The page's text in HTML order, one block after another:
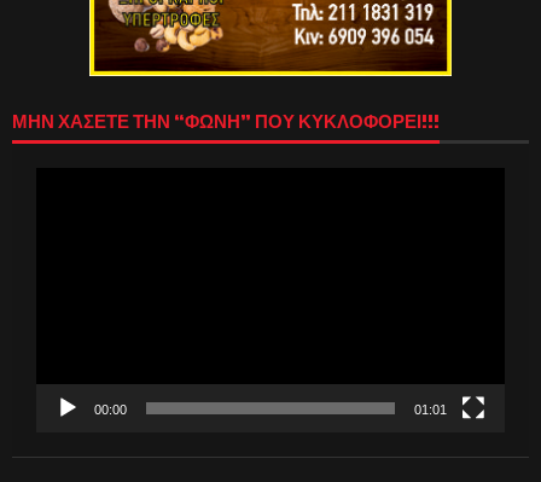
ΜΗΝ ΧΑΣΕΤΕ ΤΗΝ “ΦΩΝΗ” ΠΟΥ ΚΥΚΛΟΦΟΡΕΙ!!!
00:00 01:01